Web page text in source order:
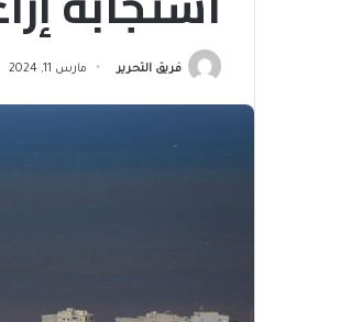
فريق التحرير مارس 11, 2024